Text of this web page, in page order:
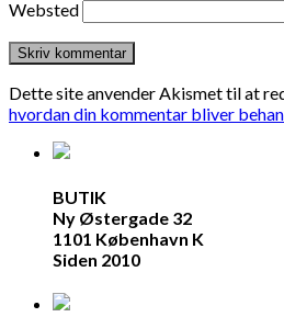
Websted
Dette site anvender Akismet til at
hvordan din kommentar bliver
BUTIK
Ny Østergade 32
1101 København K
Siden 2010